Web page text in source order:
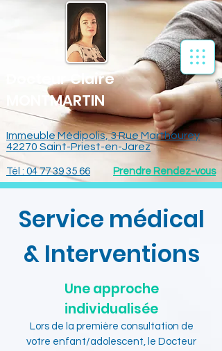
Docteur Claire
MONTMARTIN
Immeuble Médipolis, 3 Rue Marthourey
42270 Saint-Priest-en-Jarez
Tél : 04 77 39 35 66 Prendre Rendez-vous
Service médical
& Interventions
Une approche
individualisée
Lors de la première consultation de
votre enfant/adolescent, le Docteur